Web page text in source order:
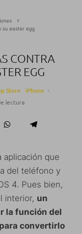
su easter egg
CONTRA
EGG
Store iPhone ·
lectura
aplicación que
del teléfono y
4. Pues bien,
interior, un
la función del
convertirlo